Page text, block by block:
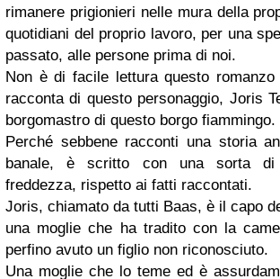
rimanere prigionieri nelle mura della
quotidiani del proprio lavoro, per una
passato, alle persone prima di noi.
Non è di facile lettura questo
racconta di questo personaggio, Joris
borgomastro di questo borgo fiammingo.
Perché sebbene racconti una storia
banale, è scritto con una sorta
freddezza, rispetto ai fatti raccontati.
Joris, chiamato da tutti Baas, è il capo
una moglie che ha tradito con la
perfino avuto un figlio non riconosciuto.
Una moglie che lo teme ed è